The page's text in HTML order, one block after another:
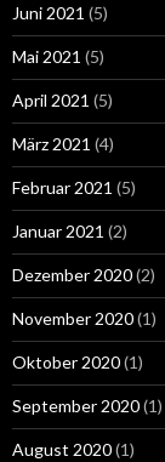
Juni 2021 (5)
Mai 2021 (5)
April 2021 (5)
März 2021 (4)
Februar 2021 (5)
Januar 2021 (2)
Dezember 2020(2)
November 2020(1)
Oktober 2020(1)
September 2020(1)
August 2020(1)